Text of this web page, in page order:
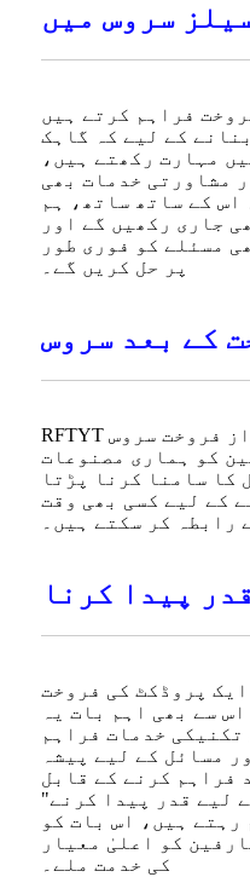
سروس میں
فراہم کرتے ہیں
کے لیے کہ گاہک
مہارت رکھتے ہیں،
مشاورتی خدمات بھی
اس کے ساتھ ساتھ، ہم
جاری رکھیں گے اور
مسئلے کو فوری طور
پر حل کریں گے۔
کے بعد سروس
RFTYT ٹیکنالوجی جامع بعد از فروخت سروس
کو ہماری مصنوعات
کا سامنا کرنا پڑتا
کے لیے کسی بھی وقت
رابطہ کر سکتے ہیں۔
پیدا کرنا
پروڈکٹ کی فروخت
سے بھی اہم بات یہ
تکنیکی خدمات فراہم
مسائل کے لیے پیشہ
فراہم کرنے کے قابل
لیے قدر پیدا کرنے"
رہتے ہیں، اس بات کو
کو اعلیٰ معیار
کی خدمت ملے۔